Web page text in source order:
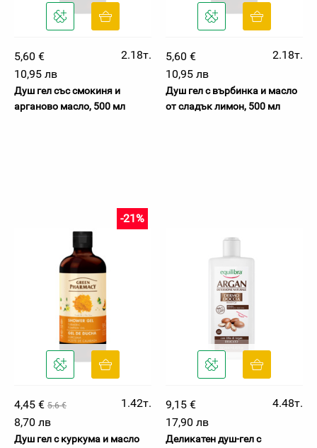
5,60 €
2.18т.
10,95 лв
Душ гел със смокиня и
арганово масло, 500 мл
5,60 €
2.18т.
10,95 лв
Душ гел с върбинка и масло
от сладък лимон, 500 мл
4,45 € 5.6 €
-21%
1.42т.
8,70 лв
Душ гел с куркума и масло
9,15 €
4.48т.
17,90 лв
Деликатен душ-гел с